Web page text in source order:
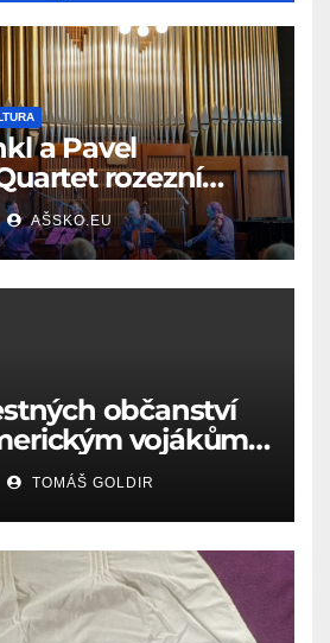
a Pavel
rozezní
netradičním
AŠSKO.EU
občanství
vojákům
Aše
TOMÁŠ GOLDIR